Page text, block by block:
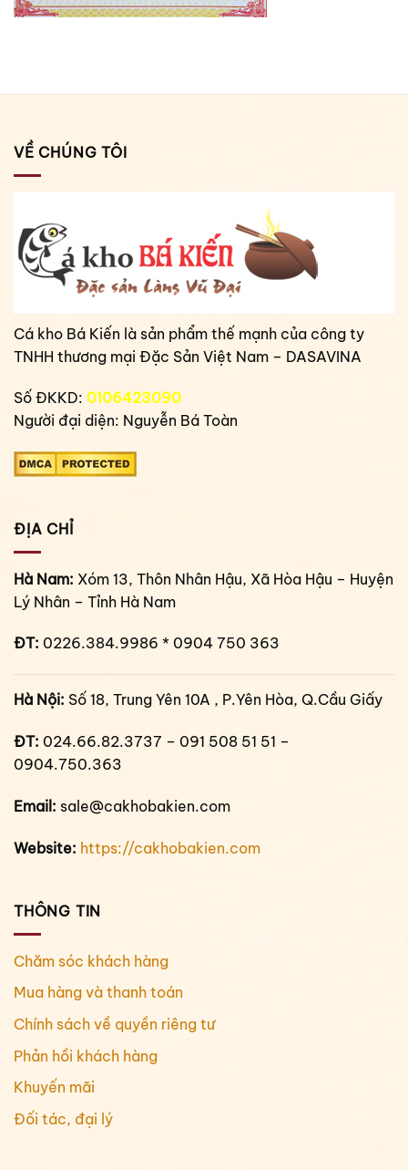
VỀ CHÚNG TÔI
Cá kho Bá Kiến là sản phẩm thế mạnh của công ty
TNHH thương mại Đặc Sản Việt Nam – DASAVINA
Số ĐKKD: 0106423090
Người đại diện: Nguyễn Bá Toàn
ĐỊA CHỈ
Hà Nam: Xóm 13, Thôn Nhân Hậu, Xã Hòa Hậu – Huyện
Lý Nhân – Tỉnh Hà Nam
ĐT: 0226.384.9986 * 0904 750 363
Hà Nội: Số 18, Trung Yên 10A , P.Yên Hòa, Q.Cầu Giấy
ĐT: 024.66.82.3737 – 091 508 51 51 –
0904.750.363
Email: sale@cakhobakien.com
Website: https://cakhobakien.com
THÔNG TIN
Chăm sóc khách hàng
Mua hàng và thanh toán
Chính sách về quyền riêng tư
Phản hồi khách hàng
Khuyến mãi
Đối tác, đại lý